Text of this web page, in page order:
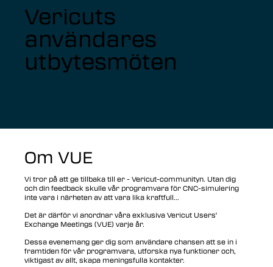
Vericuts
användares
utbytesmöten
Om VUE
Vi tror på att ge tillbaka till er - Vericut-communityn. Utan dig
och din feedback skulle vår programvara för CNC-simulering
inte vara i närheten av att vara lika kraftfull...
Det är därför vi anordnar våra exklusiva Vericut Users'
Exchange Meetings (VUE) varje år.
Dessa evenemang ger dig som användare chansen att se in i
framtiden för vår programvara, utforska nya funktioner och,
viktigast av allt, skapa meningsfulla kontakter.